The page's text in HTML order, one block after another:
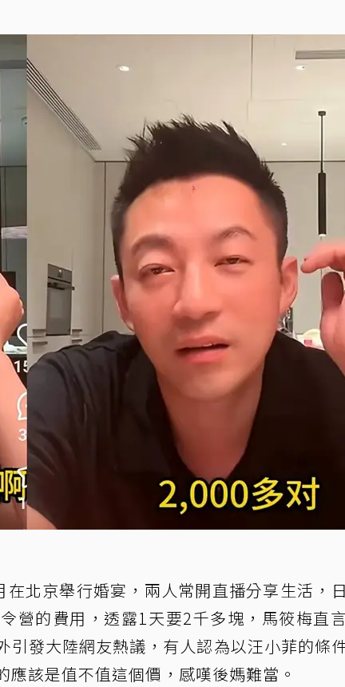
在北京舉行婚宴，兩人常開直播分享生活，
營的費用，透露1天要2千多塊，馬筱梅直
引發大陸網友熱議，有人認為以汪小菲的條
該是值不值這個價，感嘆後媽難當。